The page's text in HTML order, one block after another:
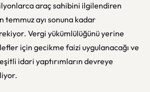
araç sahibini ilgilendiren
temmuz ayı sonuna kadar
Vergi yükümlülüğünü yerine
için gecikme faizi uygulanacağı ve
idari yaptırımların devreye